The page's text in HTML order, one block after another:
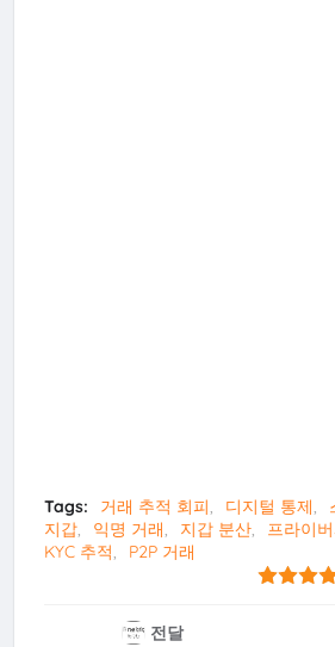
Tags: 거래 추적 회피 디지털 통제
지갑
익명 거래 지갑 분산 프라이
KYC 추적
P2P 거래
전달